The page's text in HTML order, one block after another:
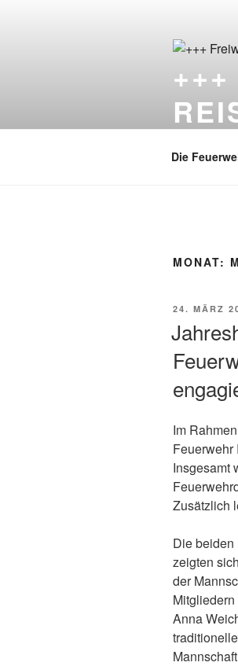
Die
MONAT:
24. MÄRZ
Im
Feuerwehr
Insgesamt
Zusätzlich
Die
zeigten
der
Anna